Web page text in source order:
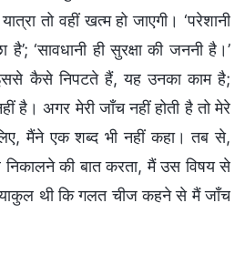
तो वहीं खत्म हो जाएगी। ‘परेशानी
‘सावधानी ही सुरक्षा की जननी है।’
कैसे निपटते हैं, यह उनका काम है;
है। अगर मेरी जाँच नहीं होती है तो मेरे
मैंने एक शब्द भी नहीं कहा। तब से,
निकालने की बात करता, मैं उस विषय से
थी कि गलत चीज कहने से मैं जाँच